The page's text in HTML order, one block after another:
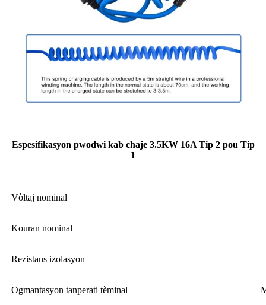
Espesifikasyon pwodwi kab chaje 3.5KW 16A Tip 2 pou Tip
1
Vòltaj nominal
Kouran nominal
Rezistans izolasyon
Ogmantasyon tanperati tèminal